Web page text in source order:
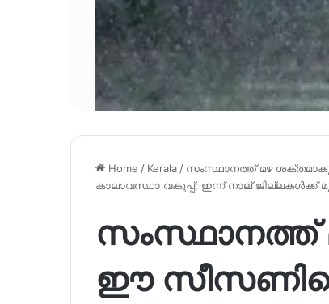
Home / Kerala / സംസ്ഥാനത്ത് മഴ
കാലാവസ്ഥാ വകുപ്പ്; ഇന്ന് നാല് ജില്ലകൾക്ക്
സംസ്ഥാനത്ത്
ഈ